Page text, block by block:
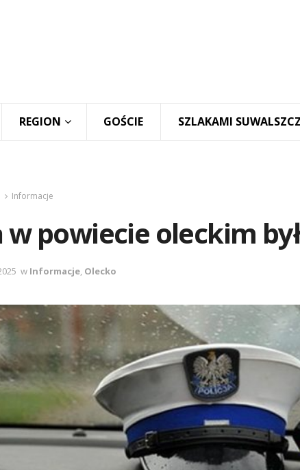
REGION GOŚCIE SZLAKAMI
Informacje
powiecie oleckim
w Informacje, Olecko